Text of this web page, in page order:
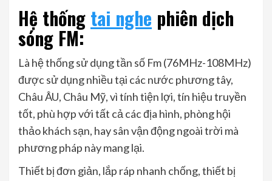
Hệ thống tai nghe phiên dịch
sóng FM:
Là hệ thống sử dụng tần số Fm (76MHz-108MHz)
được sử dụng nhiều tại các nước phương tây,
Châu ÂU, Châu Mỹ, vì tính tiện lợi, tín hiệu truyền
tốt, phù hợp với tất cả các địa hình, phòng hội
thảo khách sạn, hay sân vận động ngoài trời mà
phương pháp này mang lại.
Thiết bị đơn giản, lắp ráp nhanh chống, thiết bị